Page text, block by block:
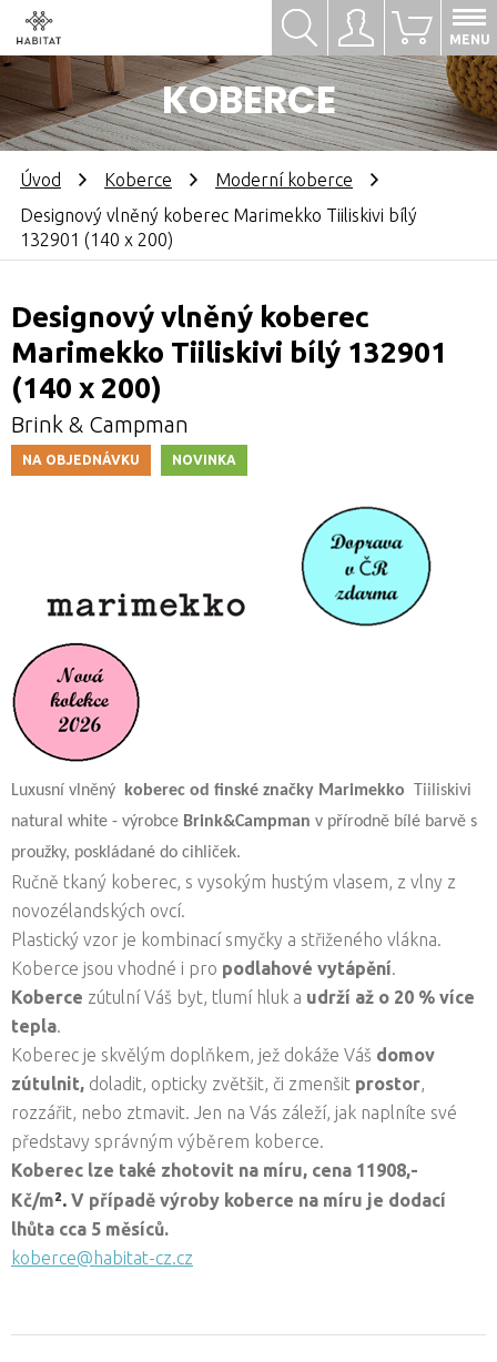
Přihlásit se
KOBERCE
0
MENU
Hledat
Úvod Koberce
Moderní koberce
Designový vlněný koberec Marimekko Tiiliskivi bílý
132901 (140 x 200)
Designový vlněný koberec
Marimekko Tiiliskivi bílý 132901
(140 x 200)
Brink & Campman
NA OBJEDNÁVKU NOVINKA
Luxusní vlněný koberec od finské značky Marimekko
Tiiliskivi
natural white - výrobce Brink&Campman v přírodně bílé barvě s
proužky, poskládané do cihliček.
Ručně tkaný koberec, s vysokým hustým vlasem, z vlny z
novozélandských ovcí.
Plastický vzor je kombinací smyčky a střiženého vlákna.
Koberce jsou vhodné i pro podlahové vytápění.
Koberce zútulní Váš byt, tlumí hluk a udrží až o 20 % více
tepla.
Koberec je skvělým doplňkem, jež dokáže Váš domov
zútulnit, doladit, opticky zvětšit, či zmenšit prostor,
rozzářit, nebo ztmavit. Jen na Vás záleží, jak naplníte své
představy správným výběrem koberce.
Koberec lze také zhotovit na míru, cena 11908,-
Kč/m². V případě výroby koberce na míru je dodací
lhůta cca 5 měsíců.
koberce@habitat-cz.cz